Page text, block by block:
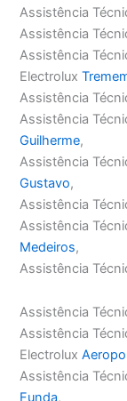
Assistência
Assistência
Assistência
Electrolux
Assistência
Assistência
Guilherme,
Assistência
Gustavo,
Assistência
Assistência
Medeiros,
Assistência
Assistência
Assistência
Electrolux
Assistência